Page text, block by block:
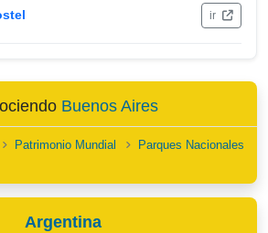
ir
Buenos Aires
Patrimonio Mundial
Parques Nacionales
Argentina